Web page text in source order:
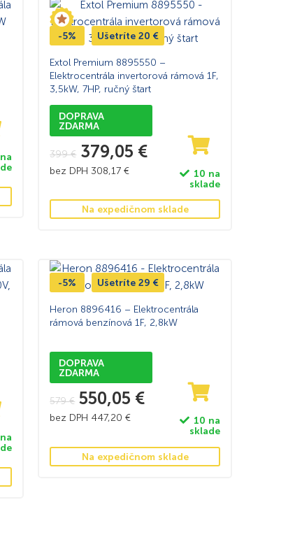
-5% Ušetríte20€
Extol Premium 8895550 –
Elektrocentrála invertorová rámová 1F,
3,5kW, 7HP, ručný štart
DOPRAVA
ZDARMA
399€ 379,05 €
bez DPH308,17€
10 na
sklade
Na expedičnom sklade
-5% Ušetríte29€
Heron 8896416 – Elektrocentrála
rámová benzínová 1F, 2,8kW
DOPRAVA
ZDARMA
579€ 550,05 €
bez DPH 447,20€
10 na
sklade
Na expedičnom sklade